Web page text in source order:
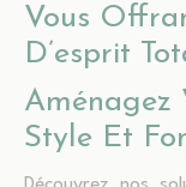
Vous
D’esprit
Aménagez
Style Et